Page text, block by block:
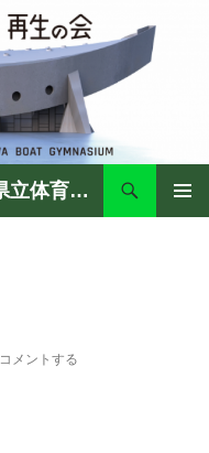
船の体育館 再生の会（旧香川県立体育館 保存の会）
コメントする